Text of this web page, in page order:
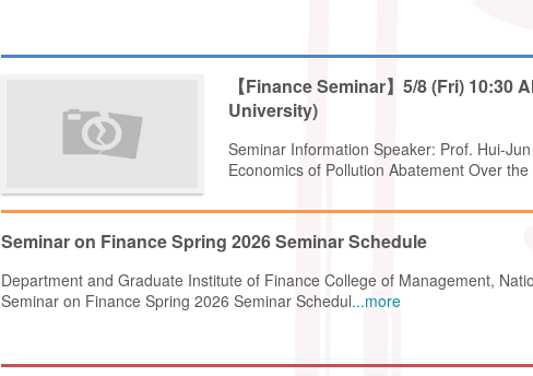
【Finance Seminar】5/8 (Fri)
University)
Seminar Information Speaker: Prof. Hui-
Economics of Pollution Abatement Over the
Seminar on Finance Spring 2026 Seminar Schedule
Department and Graduate Institute of Finance College of Management,
Seminar on Finance Spring 2026 Seminar Schedul...more